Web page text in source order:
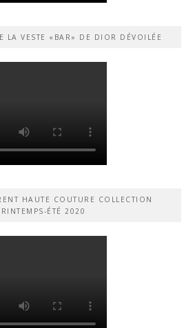
LA VESTE «BAR» DE DIOR DÉVOILÉE
HAUTE COUTURE COLLECTION
ÉTÉ 2020